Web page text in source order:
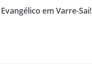
em Varre-Sai!